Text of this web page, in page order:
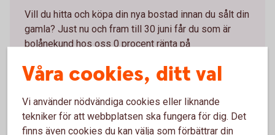
Vill du hitta och köpa din nya bostad innan du sålt din
gamla? Just nu och fram till 30 juni får du som är
bolånekund hos oss 0 procent ränta på
Våra cookies, ditt val
Vi använder nödvändiga cookies eller liknande
tekniker för att webbplatsen ska fungera för dig. Det
finns även cookies du kan välja som förbättrar din